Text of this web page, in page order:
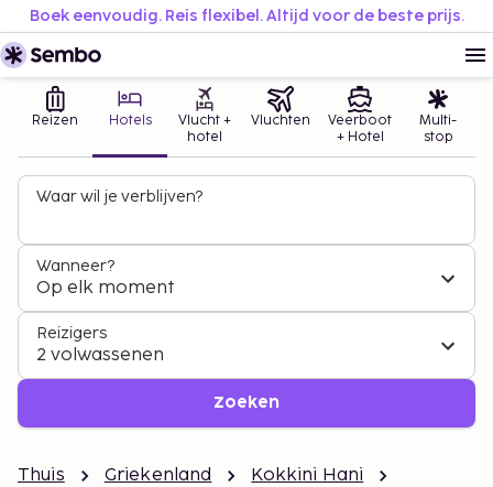
Boek eenvoudig. Reis flexibel. Altijd voor de beste prijs.
Reizen Hotels
Vlucht +
hotel
Vluchten
Veerboot
+ Hotel
Multi-
stop
Waar wil je verblijven?
Wanneer?
Op elk moment
Reizigers
2 volwassenen
Zoeken
Thuis Griekenland
Kokkini Hani